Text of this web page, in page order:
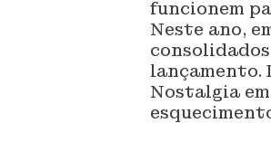
funcionem
Neste ano,
lançamento.
Nostalgia